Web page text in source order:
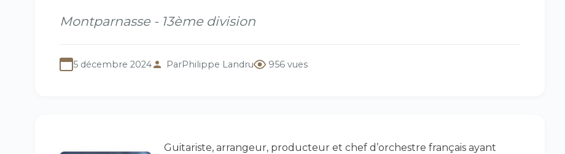
Montparnasse - 13ème division
5 décembre 2024 ParPhilippe Landru 956 vues
Guitariste, arrangeur, producteur et chef d’orchestre français ayant